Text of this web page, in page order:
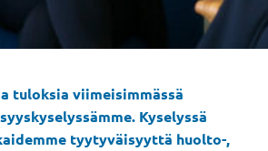
tuloksia viimeisimmässä
Kyselyssä
tyytyväisyyttä huolto-,